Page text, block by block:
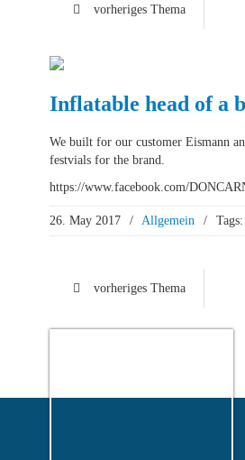
vorheriges Thema
Inflatable head of a
We built for our customer Eismann
festvials for the brand.
https://www.facebook.com/
26. May 2017 / Allgemein / Tags:
vorheriges Thema